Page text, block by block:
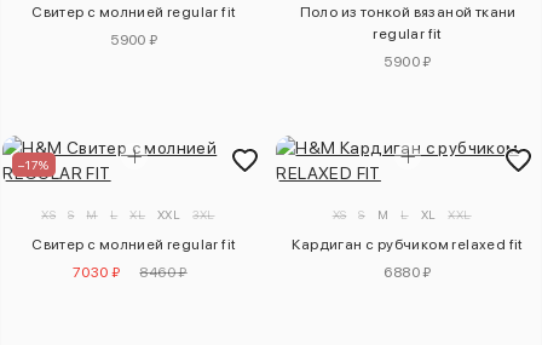
Свитер с молнией regular fit
5900 ₽
Поло из тонкой вязаной ткани
regular fit
5900 ₽
–17%
XS S M L XL XXL 3XL
Свитер с молнией regular fit
7030 ₽
8460 ₽
XS S M L XL XXL
Кардиган с рубчиком relaxed fit
6880 ₽